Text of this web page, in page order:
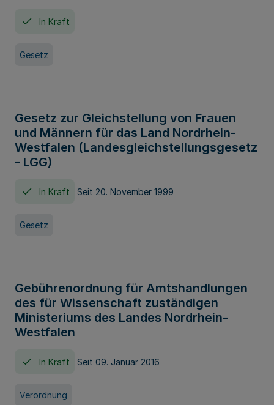
In Kraft
Gesetz
Gesetz zur Gleichstellung von Frauen
und Männern für das Land Nordrhein-
Westfalen (Landesgleichstellungsgesetz
- LGG)
In Kraft Seit 20. November 1999
Gesetz
Gebührenordnung für Amtshandlungen
des für Wissenschaft zuständigen
Ministeriums des Landes Nordrhein-
Westfalen
In Kraft Seit 09. Januar 2016
Verordnung